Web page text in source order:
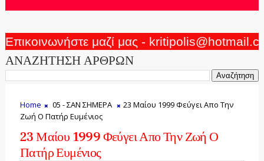
Επικοινωνήστε μαζί μας -
ΑΝΑΖΗΤΗΣΗ ΑΡΘΡΩΝ
Home 05 - ΣΑΝ ΣΗΜΕΡΑ
23 Μαίου 1999 Φεύγει Απο Την
Ζωή Ο Πατήρ Ευμένιος
23 Μαίου 1999 Φεύγει Απο Την Ζωή Ο
Πατήρ Ευμένιος